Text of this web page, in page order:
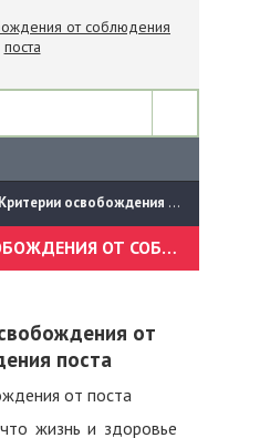
Критерии освобождения от соблюдения поста
КРИТЕРИИ ОСВОБОЖДЕНИЯ ОТ СОБЛЮДЕНИЯ ПОСТА
от
поста
жизнь и здоровье